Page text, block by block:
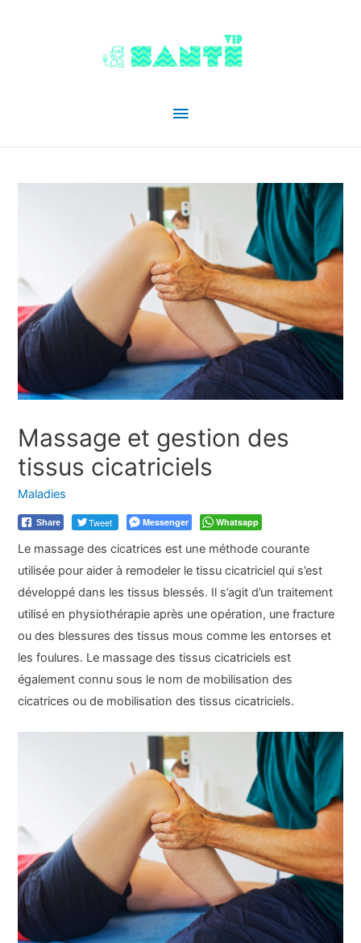
Menu
Massage et gestion des
tissus cicatriciels
Maladies
Share Tweet Messenger Whatsapp
Le massage des cicatrices est une méthode courante
utilisée pour aider à remodeler le tissu cicatriciel qui s’est
développé dans les tissus blessés. Il s’agit d’un traitement
utilisé en physiothérapie après une opération, une fracture
ou des blessures des tissus mous comme les entorses et
les foulures. Le massage des tissus cicatriciels est
également connu sous le nom de mobilisation des
cicatrices ou de mobilisation des tissus cicatriciels.